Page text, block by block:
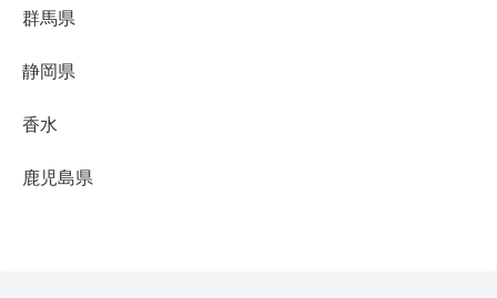
群馬県
静岡県
香水
鹿児島県